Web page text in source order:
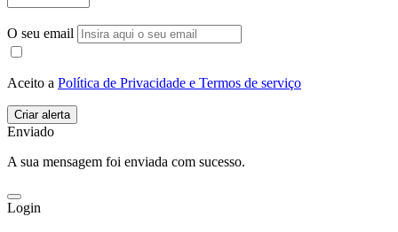
O seu email
Aceito a Política de Privacidade e Termos de serviço
Enviado
A sua mensagem foi enviada com sucesso.
Login